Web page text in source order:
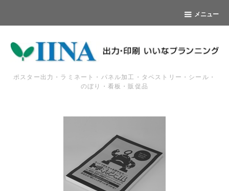
メニュー
ポスター出力・ラミネート・パネル加工・タペストリー・シール・
のぼり・看板・販促品